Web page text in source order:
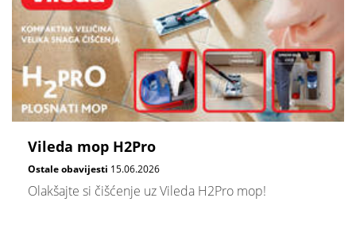
Vileda mop H2Pro
Ostale obavijesti 15.06.2026
Olakšajte si čišćenje uz Vileda H2Pro mop!